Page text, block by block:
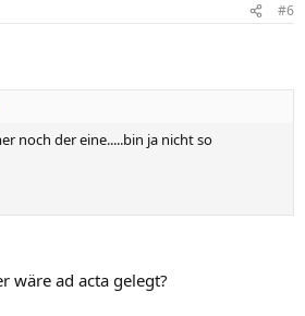
#6
noch der eine.....bin ja nicht so
wäre ad acta gelegt?